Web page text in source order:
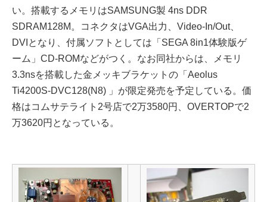
い。搭載するメモリはSAMSUNG製 4ns DDR
SDRAM128M。コネクタはVGA出力、Video-In/Out、
DVIとなり、付属ソフトとしては「SEGA 8in1体験版ゲ
ーム」CD-ROMなどがつく。なお同社からは、メモリ
3.3nsを搭載した金メッキブラケットの「Aeolus
Ti4200S-DVC128(N8) 」が限定発売を予定している。価
格はコムサテライト2号店で2万3580円、OVERTOPで2
万3620円となっている。